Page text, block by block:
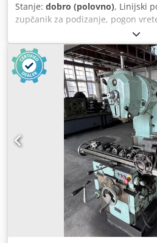
Stanje: dobro (polovno), Linijski
zupčanik za podizanje, pogon
teška verzija, od mašine za
Adiok -Osovina: Ø 100 mm -
/ rpm - Količina: 4 komada na
komadu -Dimenzije: 775/180 /
komad